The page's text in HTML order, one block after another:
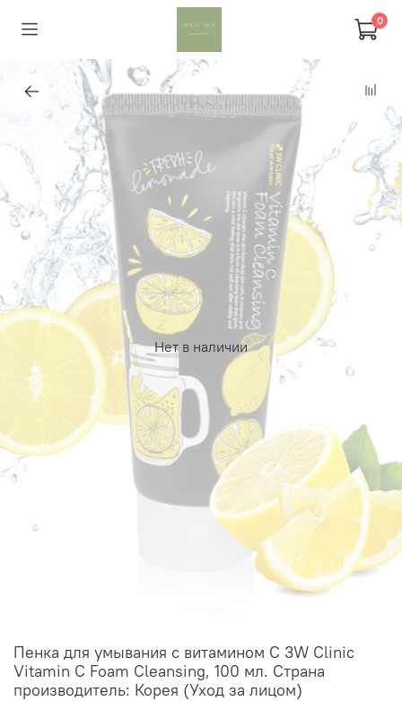
0
Нет в наличии
Пенка для умывания с витамином С 3W Clinic
Vitamin C Foam Cleansing, 100 мл. Страна
производитель: Корея (Уход за лицом)